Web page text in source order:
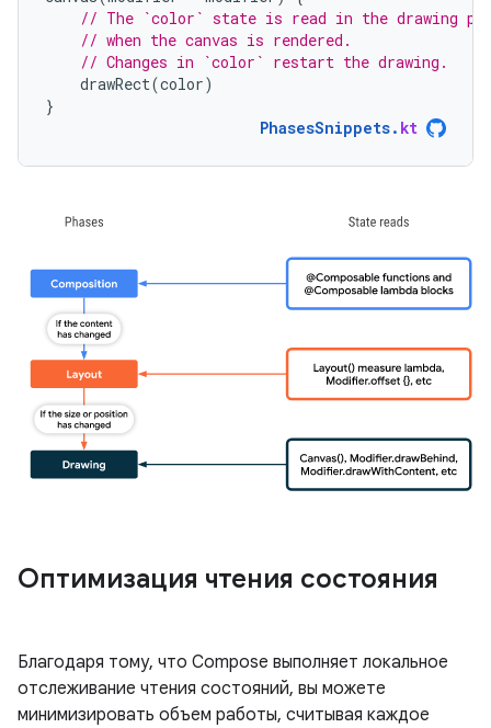
// The `color` state is read in the drawing
// when the canvas is rendered.
// Changes in `color` restart the drawing.
drawRect(color)
}
PhasesSnippets. kt
Оптимизация чтения состояния
Благодаря тому, что Compose выполняет локальное
отслеживание чтения состояний, вы можете
минимизировать объем работы, считывая каждое